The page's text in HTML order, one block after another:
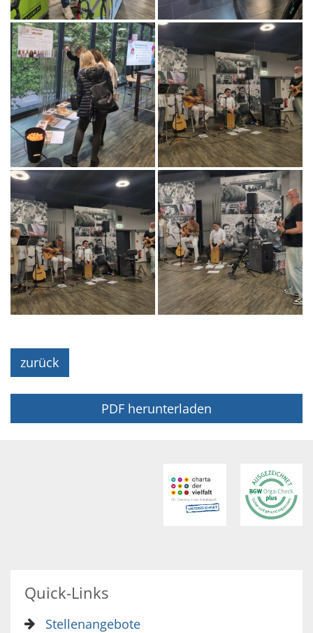
zurück
PDF herunterladen
Quick-Links
Stellenangebote